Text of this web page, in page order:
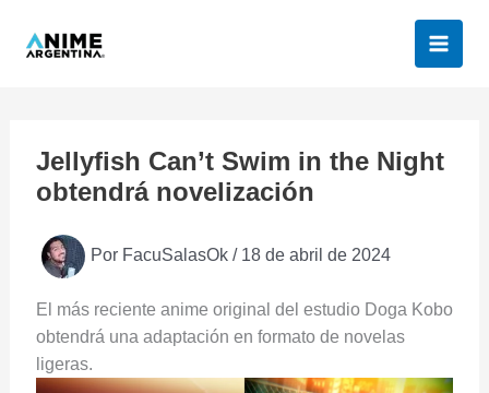
Jellyfish Can’t Swim in the Night
obtendrá novelización
Por FacuSalasOk / 18 de abril de 2024
El más reciente anime original del estudio Doga Kobo
obtendrá una adaptación en formato de novelas
ligeras.